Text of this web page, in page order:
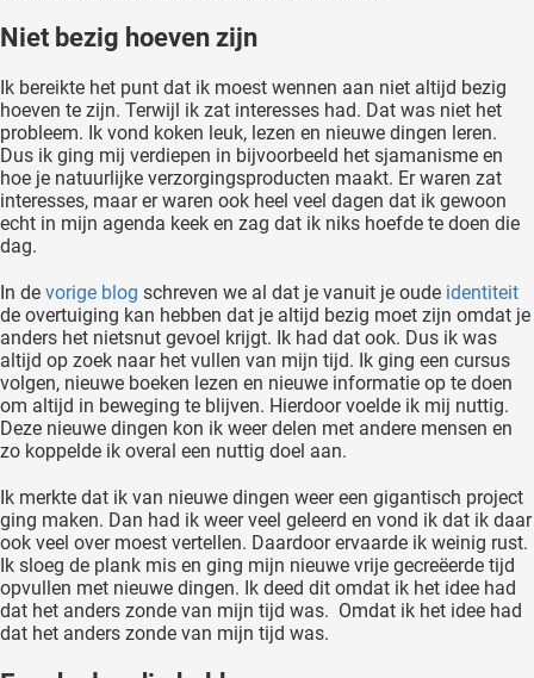
Niet bezig hoeven zijn
Ik bereikte het punt dat ik moest wennen aan niet altijd bezig
hoeven te zijn. Terwijl ik zat interesses had. Dat was niet het
probleem. Ik vond koken leuk, lezen en nieuwe dingen leren.
Dus ik ging mij verdiepen in bijvoorbeeld het sjamanisme en
hoe je natuurlijke verzorgingsproducten maakt. Er waren zat
interesses, maar er waren ook heel veel dagen dat ik gewoon
echt in mijn agenda keek en zag dat ik niks hoefde te doen die
dag.
In de vorige blog schreven we al dat je vanuit je oude identiteit
de overtuiging kan hebben dat je altijd bezig moet zijn omdat je
anders het nietsnut gevoel krijgt. Ik had dat ook. Dus ik was
altijd op zoek naar het vullen van mijn tijd. Ik ging een cursus
volgen, nieuwe boeken lezen en nieuwe informatie op te doen
om altijd in beweging te blijven. Hierdoor voelde ik mij nuttig.
Deze nieuwe dingen kon ik weer delen met andere mensen en
zo koppelde ik overal een nuttig doel aan.
Ik merkte dat ik van nieuwe dingen weer een gigantisch project
ging maken. Dan had ik weer veel geleerd en vond ik dat ik daar
ook veel over moest vertellen. Daardoor ervaarde ik weinig rust.
Ik sloeg de plank mis en ging mijn nieuwe vrije gecreëerde tijd
opvullen met nieuwe dingen. Ik deed dit omdat ik het idee had
dat het anders zonde van mijn tijd was. Omdat ik het idee had
dat het anders zonde van mijn tijd was.